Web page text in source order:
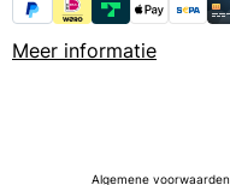
Meer informatie
Algemene voorwaarden